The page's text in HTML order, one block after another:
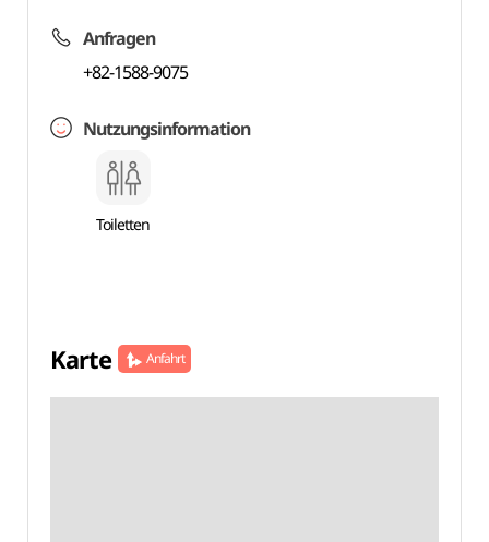
Anfragen
+82-1588-9075
Nutzungsinformation
Toiletten
Karte Anfahrt